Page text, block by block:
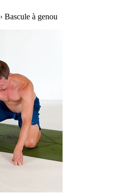
› Bascule à genou